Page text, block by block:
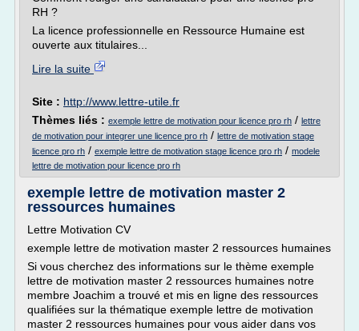
RH ?
La licence professionnelle en Ressource Humaine est
ouverte aux titulaires...
Lire la suite
Site : http://www.lettre-utile.fr
Thèmes liés : exemple lettre de motivation pour licence pro rh / lettre
de motivation pour integrer une licence pro rh / lettre de motivation stage
licence pro rh / exemple lettre de motivation stage licence pro rh / modele
lettre de motivation pour licence pro rh
exemple lettre de motivation master 2
ressources humaines
Lettre Motivation CV
exemple lettre de motivation master 2 ressources humaines
Si vous cherchez des informations sur le thème exemple
lettre de motivation master 2 ressources humaines notre
membre Joachim a trouvé et mis en ligne des ressources
qualifiées sur la thématique exemple lettre de motivation
master 2 ressources humaines pour vous aider dans vos